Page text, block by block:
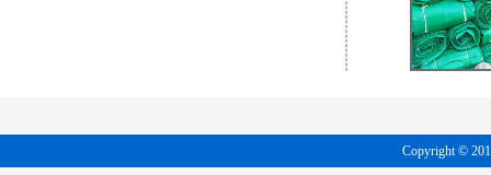
Copyright ©